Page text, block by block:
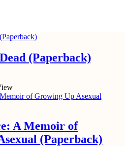
(Paperback)
A Memoir of
(Paperback)